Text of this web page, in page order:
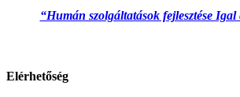
“Humán szolgáltatások fejlesztése Igal
Elérhetőség